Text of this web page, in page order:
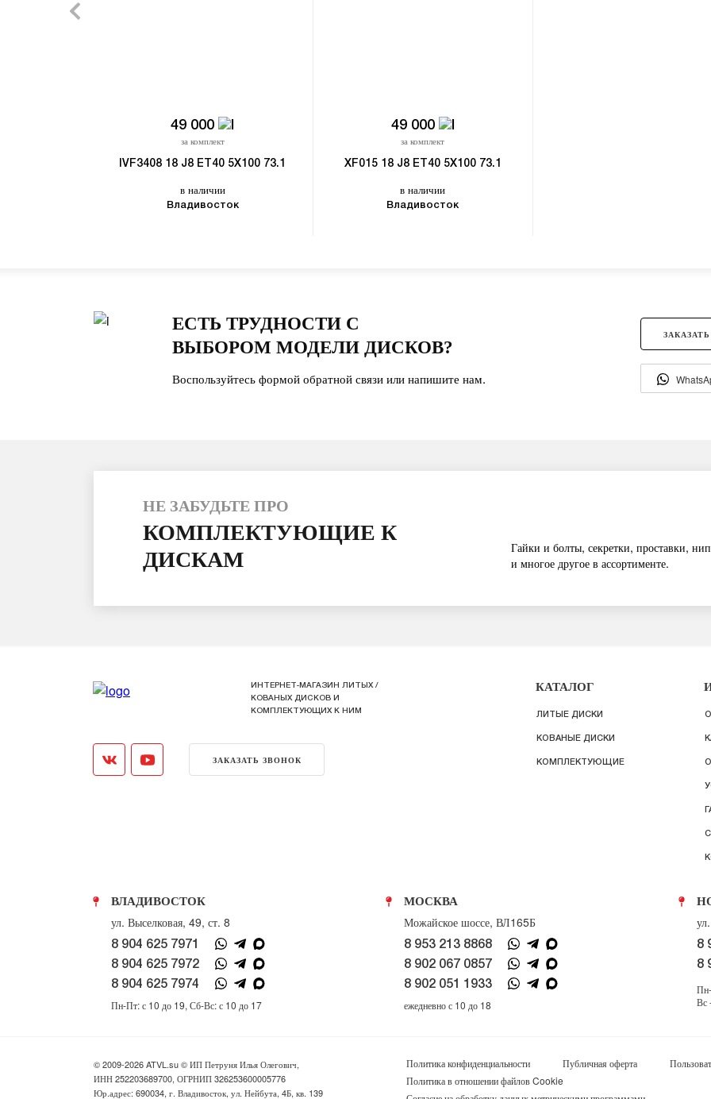
49 000
за комплект
IVF3408 18 J8 ET40 5X100 73.1
в наличии
Владивосток
49 000
за комплект
XF015 18 J8 ET40 5X100 73.1
в наличии
Владивосток
ЕСТЬ ТРУДНОСТИ С
ВЫБОРОМ МОДЕЛИ ДИСКОВ?
Воспользуйтесь формой обратной связи или напишите нам.
НЕ ЗАБУДЬТЕ ПРО
КОМПЛЕКТУЮЩИЕ К
ДИСКАМ
Гайки и болты, секретки, проставки,
и многое другое в ассортименте.
ИНТЕРНЕТ-МАГАЗИН ЛИТЫХ /
КОВАНЫХ ДИСКОВ И
КОМПЛЕКТУЮЩИХ К НИМ
ЗАКАЗАТЬ ЗВОНОК
КАТАЛОГ
ЛИТЫЕ ДИСКИ
КОВАНЫЕ ДИСКИ
КОМПЛЕКТУЮЩИЕ
ВЛАДИВОСТОК
ул. Выселковая, 49, ст. 8
8 904 625 7971
8 904 625 7972
8 904 625 7974
Пн-Пт: с 10 до 19, Сб-Вс: с 10 до 17
МОСКВА
Можайское шоссе, ВЛ165Б
8 953 213 8868
8 902 067 0857
8 902 051 1933
ежедневно с 10 до 18
8
8
Вс
© 2009-2026 ATVL.su © ИП Петруня Илья Олегович,
ИНН 252203689700, ОГРНИП 326253600005776
Юр.адрес: 690034, г. Владивосток, ул. Нейбута, 4Б, кв. 139
Политика конфиденциальности Публичная оферта
Политика в отношении файлов Cookie